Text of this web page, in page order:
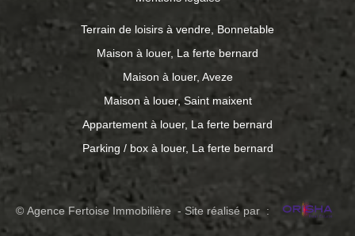
Terrain de loisirs à vendre, Bonnetable
Maison à louer, La ferte bernard
Maison à louer, Aveze
Maison à louer, Saint maixent
Appartement à louer, La ferte bernard
Parking / box à louer, La ferte bernard
© Agence Fertoise Immobilière - Site réalisé par :